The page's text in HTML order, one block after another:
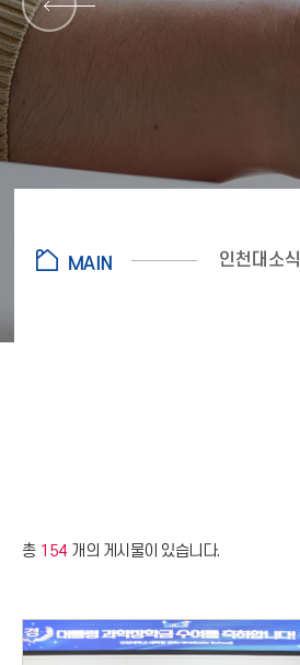
인천대소식
총 154 개의 게시물이 있습니다.